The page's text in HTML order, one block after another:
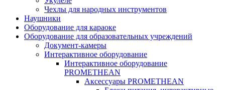
Чехлы для народных инструментов
Наушники
Оборудование для караоке
Оборудование для образовательных учреждений
Документ-камеры
Интерактивное оборудование
Интерактивное оборудование
PROMETHEAN
Аксессуары PROMETHEAN